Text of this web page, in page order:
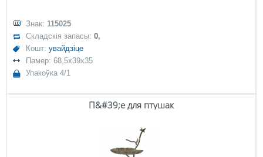
Знак: 115025
Складскія запасы:0,
Кошт:увайдзіце
Памер: 68,5x39x35
Упакоўка 4/1
П&#39;е для птушак